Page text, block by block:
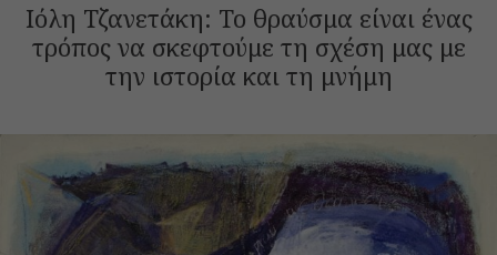
Ιόλη Τζανετάκη: Το θραύσμα είναι ένας
τρόπος να σκεφτούμε τη σχέση μας με
την ιστορία και τη μνήμη